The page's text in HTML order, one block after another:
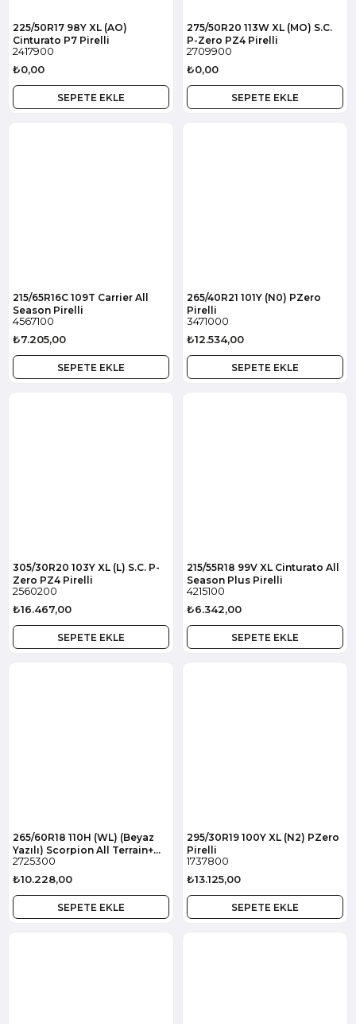
225/50R17 98Y XL (AO)
Cinturato P7 Pirelli
2417900
₺0,00
SEPETE EKLE
275/50R20 113W XL (MO) S.C.
P-Zero PZ4 Pirelli
2709900
₺0,00
SEPETE EKLE
215/65R16C 109T Carrier All
Season Pirelli
4567100
₺7.205,00
SEPETE EKLE
265/40R21 101Y (N0) PZero
Pirelli
3471000
₺12.534,00
SEPETE EKLE
305/30R20 103Y XL (L) S.C. P-
Zero PZ4 Pirelli
2560200
₺16.467,00
SEPETE EKLE
215/55R18 99V XL Cinturato All
Season Plus Pirelli
4215100
₺6.342,00
SEPETE EKLE
265/60R18 110H (WL) (Beyaz
Yazılı) Scorpion All Terrain+
Pirelli
2725300
₺10.228,00
SEPETE EKLE
295/30R19 100Y XL (N2) PZero
Pirelli
1737800
₺13.125,00
SEPETE EKLE